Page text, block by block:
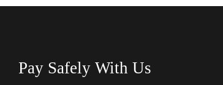
Pay Safely With Us